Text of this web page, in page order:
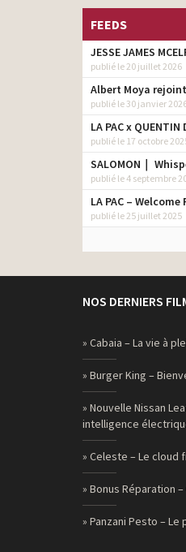
FEEDS
JESSE JAMES
publié le 20 juillet 2026
Albert Moya rejoint
publié le 30 janvier
LA PAC x
publié le 17 octobre
SALOMON｜
publié le 4 septembre
LA PAC – Welcome
publié le 25 juillet 2025
NOS DERNIERS
» Cabaia – La vie à
» Burger King –
» Nouvelle Nissan
intelligence
» Celeste – Le cloud
» Bonus Réparation
» Panzani Pesto – Le